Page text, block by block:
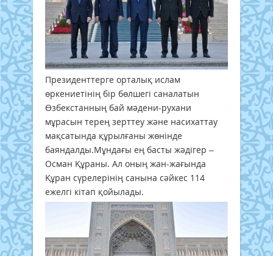
Президенттерге орталық ислам
өркениетінің бір бөлшегі саналатын
Өзбекстанның бай мәдени-рухани
мұрасын терең зерттеу және насихаттау
мақсатында құрылғаны жөнінде
баяндалды.Мұндағы ең басты жәдігер –
Осман Құраны. Ал оның жан-жағында
Құран сүрелерінің санына сәйкес 114
ежелгі кітап қойылады.